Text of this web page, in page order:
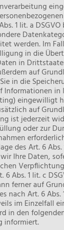
1 lit. a
werden. Im
in die
in
auf
in die
in
eingewilligt
auf
ist jederzeit
oder zur
des Art. 6 Abs.
Ihre Daten,
Abs. 1 lit. c
ferner auf
nach Art. 6 Abs.
im Einzelfall
in den
informiert.